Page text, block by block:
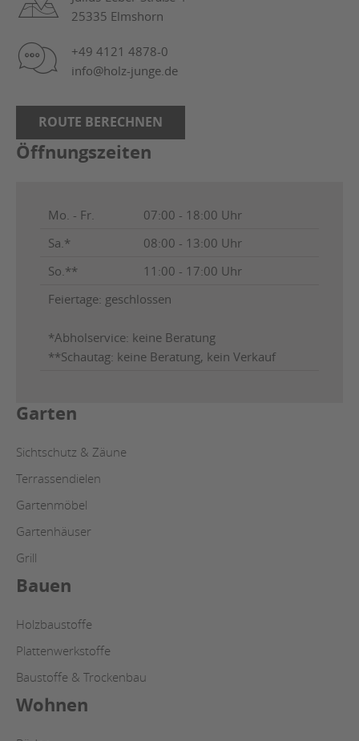
25335 Elmshorn
+49 4121 4878-0
info@holz-junge.de
ROUTE BERECHNEN
Öffnungszeiten
Mo. - Fr.
07:00 - 18:00 Uhr
Sa.*
08:00 - 13:00 Uhr
So.**
11:00 - 17:00 Uhr
Feiertage: geschlossen
*Abholservice: keine Beratung
**Schautag: keine Beratung, kein Verkauf
Garten
Sichtschutz & Zäune
Terrassendielen
Gartenmöbel
Gartenhäuser
Grill
Bauen
Holzbaustoffe
Plattenwerkstoffe
Baustoffe & Trockenbau
Wohnen